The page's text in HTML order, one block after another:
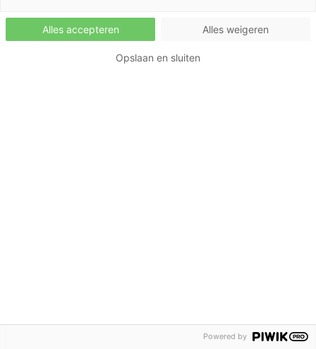
Alles accepteren Alles weigeren
Opslaan en sluiten
Powered by